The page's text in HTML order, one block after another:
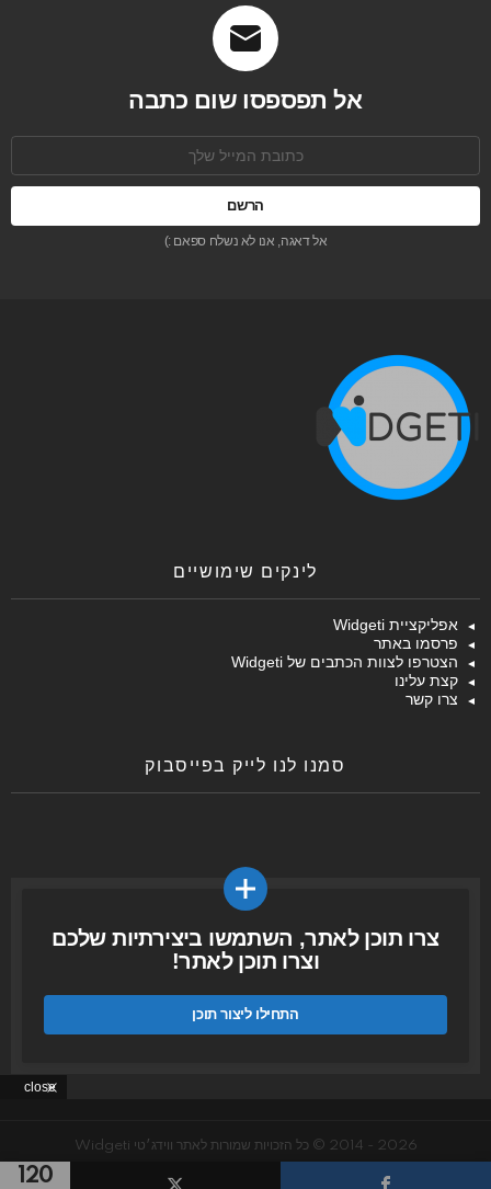
120
אל תפספסו שום כתבה
אל דאגה, אנו לא נשלח ספאם :)
לינקים שימושיים
אפליקציית Widgeti
פרסמו באתר
הצטרפו לצוות הכתבים של Widgeti
קצת עלינו
צרו קשר
סמנו לנו לייק בפייסבוק
צרו תוכן לאתר, השתמשו ביצירתיות שלכם
וצרו תוכן לאתר!
התחילו ליצור תוכן
2026 - 2014 © כל הזכויות שמורות לאתר ווידג׳טי Widgeti
GDPR Privacy policy קונים ברשת צרו קשר
close